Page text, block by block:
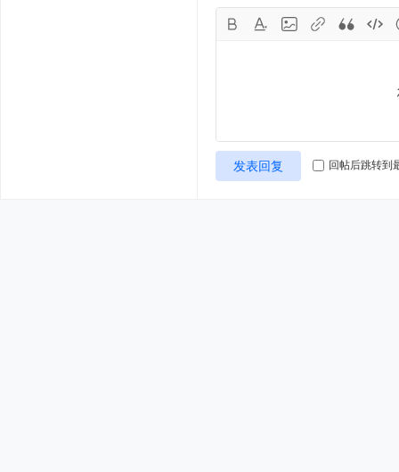
发表回复 回帖后跳转到